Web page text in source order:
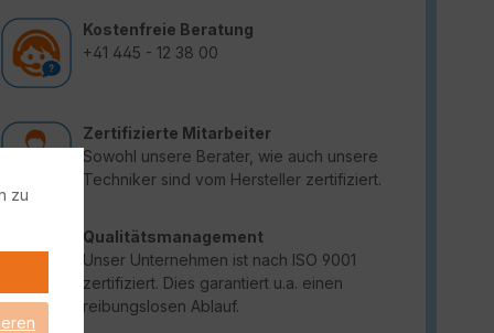
Kostenfreie Beratung
+41 445 - 12 38 00
Zertifizierte Mitarbeiter
Sowohl unsere Berater, wie auch unsere
Techniker sind vom Hersteller zertifiziert.
Qualitätsmanagement
Unser Unternehmen ist nach ISO 9001
zertifiziert. Dies garantiert u.a. einen
reibungslosen Ablauf.
zu